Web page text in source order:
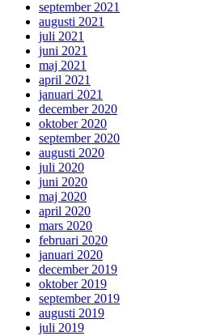
september 2021
augusti 2021
juli 2021
juni 2021
maj 2021
april 2021
januari 2021
december 2020
oktober 2020
september 2020
augusti 2020
juli 2020
juni 2020
maj 2020
april 2020
mars 2020
februari 2020
januari 2020
december 2019
oktober 2019
september 2019
augusti 2019
juli 2019